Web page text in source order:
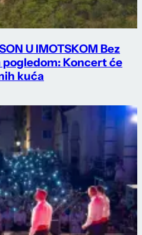
U IMOTSKOM Bez
Koncert će
kuća